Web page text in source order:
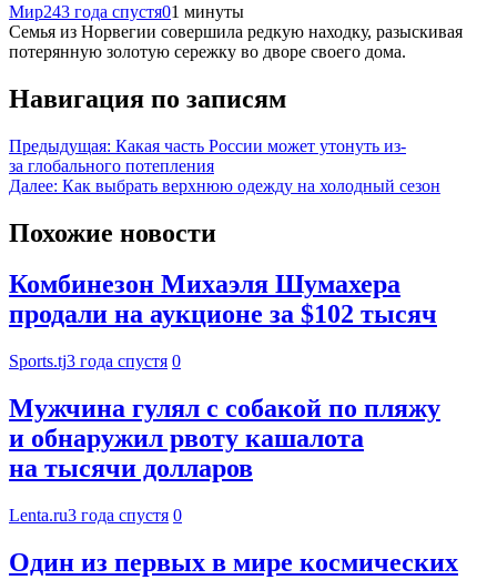
Мир243 года спустя01 минуты
Семья из Норвегии совершила редкую находку, разыскивая
потерянную золотую сережку во дворе своего дома.
Навигация по записям
Предыдущая: Какая часть России может утонуть из-
за глобального потепления
Далее: Как выбрать верхнюю одежду на холодный сезон
Похожие новости
Комбинезон Михаэля Шумахера
продали на аукционе за $102 тысяч
Sports.tj3 года спустя 0
Мужчина гулял с собакой по пляжу
и обнаружил рвоту кашалота
на тысячи долларов
Lenta.ru3 года спустя 0
Один из первых в мире космических